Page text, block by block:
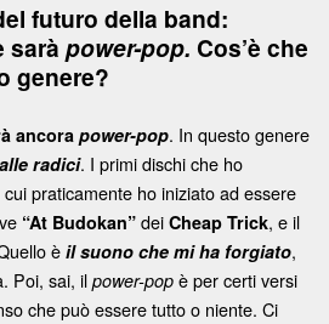
futuro della band:
sarà power-pop. Cos’è che
genere?
ancora power-pop. In questo genere
radici. I primi dischi che ho
cui praticamente ho iniziato ad essere
“At Budokan” dei Cheap Trick, e il
èil suono che mi ha forgiato,
Poi, sai, il power-pop è per certi versi
che può essere tutto o niente. Ci